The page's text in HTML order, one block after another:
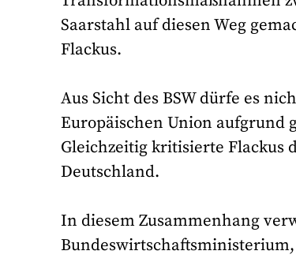
Saarstahl auf diesen Weg
Flackus.
Aus Sicht des BSW dürfe es
Europäischen Union aufgrund
Gleichzeitig kritisierte Flackus
Deutschland.
In diesem Zusammenhang